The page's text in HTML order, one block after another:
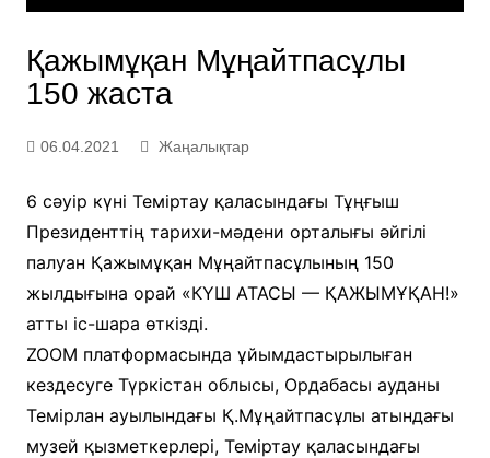
Қажымұқан Мұңайтпасұлы
150 жаста
06.04.2021 Жаңалықтар
6 сәуір күні Теміртау қаласындағы Тұңғыш
Президенттің тарихи-мәдени орталығы әйгілі
палуан Қажымұқан Мұңайтпасұлының 150
жылдығына орай «КҮШ АТАСЫ — ҚАЖЫМҰҚАН!»
атты іс-шара өткізді.
ZOOM платформасында ұйымдастырылыған
кездесуге Түркістан облысы, Ордабасы ауданы
Темірлан ауылындағы Қ.Мұңайтпасұлы атындағы
музей қызметкерлері, Теміртау қаласындағы